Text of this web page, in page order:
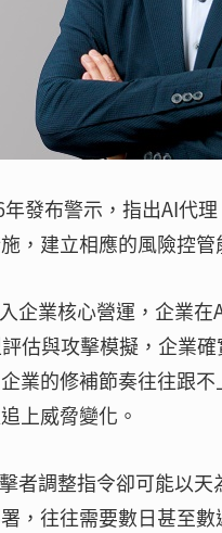
發布警示，指出AI代
，建立相應的風險控管
企業核心營運，企業
估與攻擊模擬，企業
業的修補節奏往往跟
上威脅變化。
者調整指令卻可能以
，往往需要數日甚至